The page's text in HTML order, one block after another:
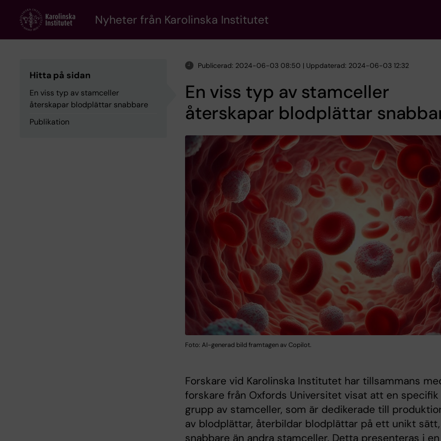
content
Nyheter från Karolinska Institutet
Hitta på sidan
En viss typ av stamceller
återskapar blodplättar snabbare
Publikation
Publicerad: 2024-06-03 08:50 | Uppdaterad: 2024-06-03 12:32
En viss typ av stamceller
återskapar blodplättar
Foto: AI-generad bild framtagen av Copilot.
Forskare vid Karolinska Institutet har tillsammans
forskare från Oxfords Universitet visat att en specifik
grupp av stamceller, som är dedikerade till
av blodplättar, återbildar blodplättar på ett unikt sätt,
snabbare än andra stamceller. Detta presenteras i en